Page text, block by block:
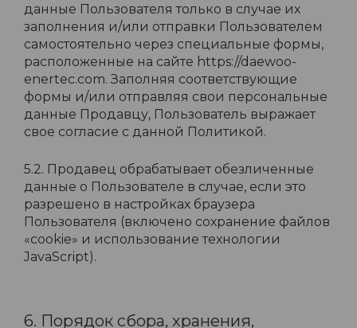
данные Пользователя только в случае их
заполнения и/или отправки Пользователем
самостоятельно через специальные формы,
расположенные на сайте https://daewoo-
enertec.com. Заполняя соответствующие
формы и/или отправляя свои персональные
данные Продавцу, Пользователь выражает
свое согласие с данной Политикой.
5.2. Продавец обрабатывает обезличенные
данные о Пользователе в случае, если это
разрешено в настройках браузера
Пользователя (включено сохранение файлов
«cookie» и использование технологии
JavaScript).
6. Порядок сбора, хранения,